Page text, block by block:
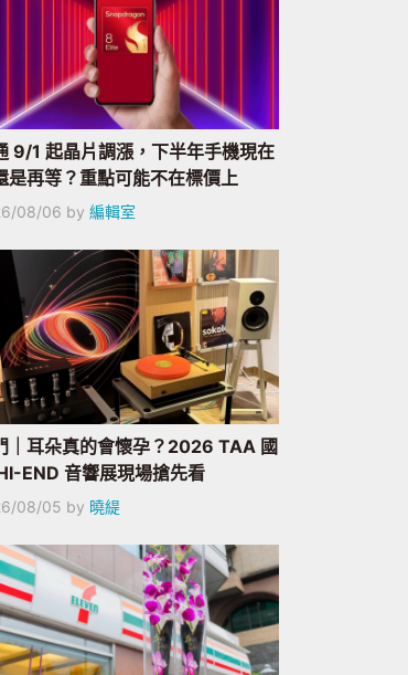
9/1 起晶片調漲，下半年手機現在
是再等？重點可能不在標價上
08/06 by 編輯室
｜耳朵真的會懷孕？2026 TAA 國
END 音響展現場搶先看
08/05 by 曉緹